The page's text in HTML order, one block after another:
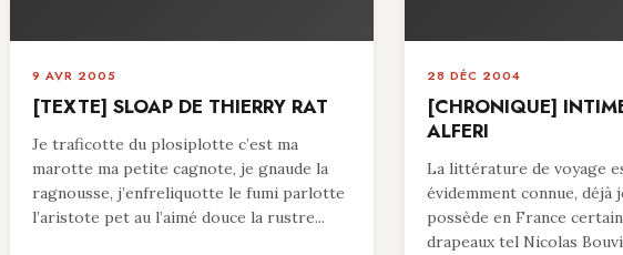
9 AVR 2005
[TEXTE] SLOAP DE THIERRY RAT
Je traficotte du plosiplotte c’est ma
marotte ma petite cagnote, je gnaude la
ragnousse, j’enfreliquotte le fumi parlotte
l’aristote pet au l’aimé douce la rustre...
28 DÉC 2004
[CHRONIQUE]
ALFERI
La littérature de voyage
évidemment connue, déjà
possède en France
drapeaux tel Nicolas